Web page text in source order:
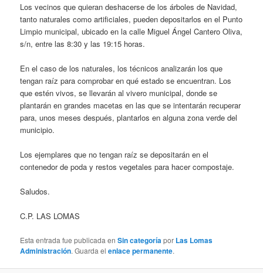
Los vecinos que quieran deshacerse de los árboles de Navidad,
tanto naturales como artificiales, pueden depositarlos en el Punto
Limpio municipal, ubicado en la calle Miguel Ángel Cantero Oliva,
s/n, entre las 8:30 y las 19:15 horas.
En el caso de los naturales, los técnicos analizarán los que
tengan raíz para comprobar en qué estado se encuentran. Los
que estén vivos, se llevarán al vivero municipal, donde se
plantarán en grandes macetas en las que se intentarán recuperar
para, unos meses después, plantarlos en alguna zona verde del
municipio.
Los ejemplares que no tengan raíz se depositarán en el
contenedor de poda y restos vegetales para hacer compostaje.
Saludos.
C.P. LAS LOMAS
Esta entrada fue publicada enSin categoría por Las Lomas
Administración. Guarda elenlace permanente.